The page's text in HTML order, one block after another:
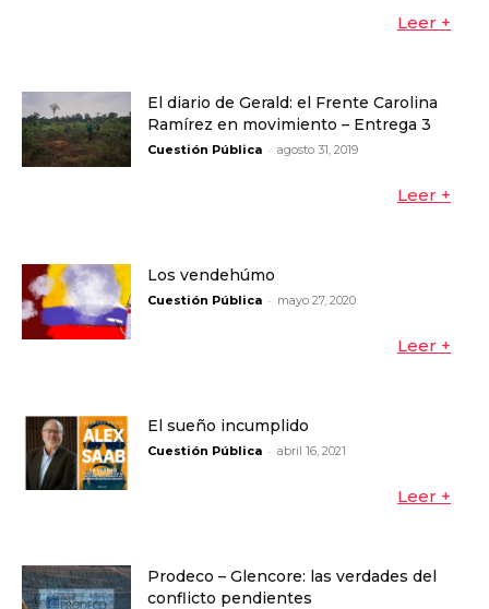
Leer +
El diario de Gerald: el Frente Carolina
Ramírez en movimiento – Entrega 3
Cuestión Pública - agosto 31, 2019
Leer +
Los vendehúmo
Cuestión Pública - mayo 27, 2020
Leer +
El sueño incumplido
Cuestión Pública - abril 16, 2021
Leer +
Prodeco – Glencore: las verdades del
conflicto pendientes